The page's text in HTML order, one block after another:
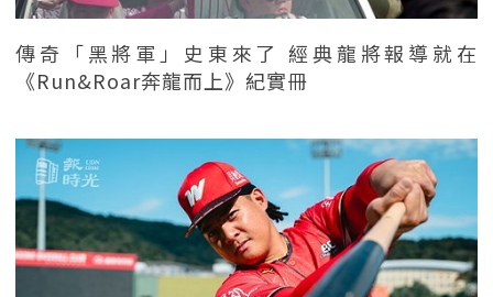
傳奇「黑將軍」史東來了 經典龍將報導就在
《Run&Roar奔龍而上》紀實冊